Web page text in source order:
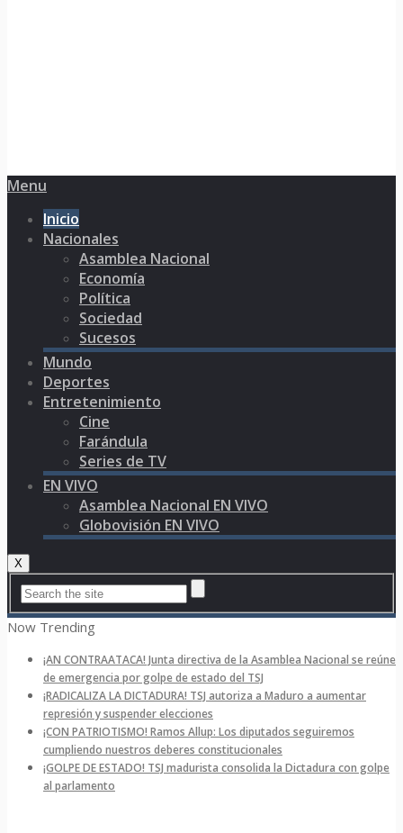
Menu
Inicio
Nacionales
Asamblea Nacional
Economía
Política
Sociedad
Sucesos
Mundo
Deportes
Entretenimiento
Cine
Farándula
Series de TV
EN VIVO
Asamblea Nacional EN VIVO
Globovisión EN VIVO
X
Now Trending
¡AN CONTRAATACA! Junta directiva de la Asamblea Nacional se reúne
de emergencia por golpe de estado del TSJ
¡RADICALIZA LA DICTADURA! TSJ autoriza a Maduro a aumentar
represión y suspender elecciones
¡CON PATRIOTISMO! Ramos Allup: Los diputados seguiremos
cumpliendo nuestros deberes constitucionales
¡GOLPE DE ESTADO! TSJ madurista consolida la Dictadura con golpe
al parlamento